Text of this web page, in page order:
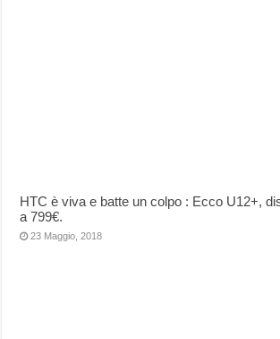
HTC è viva e batte un colpo : Ecco U12+,
a 799€.
23 Maggio, 2018